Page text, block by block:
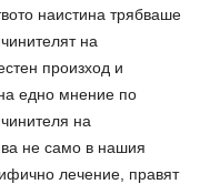
наистина трябваше
на
произход и
едно мнение по
на
не само в нашия
лечение, правят